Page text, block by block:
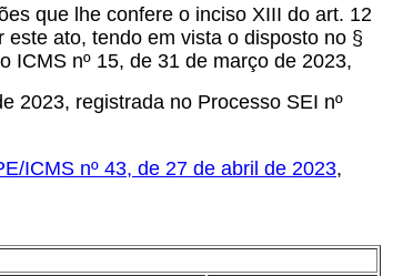
que lhe confere o inciso XIII do art. 12
ato, tendo em vista o disposto no §
ICMS nº 15, de 31 de março de 2023,
2023, registrada no Processo SEI nº
ICMS nº 43, de 27 de abril de 2023,